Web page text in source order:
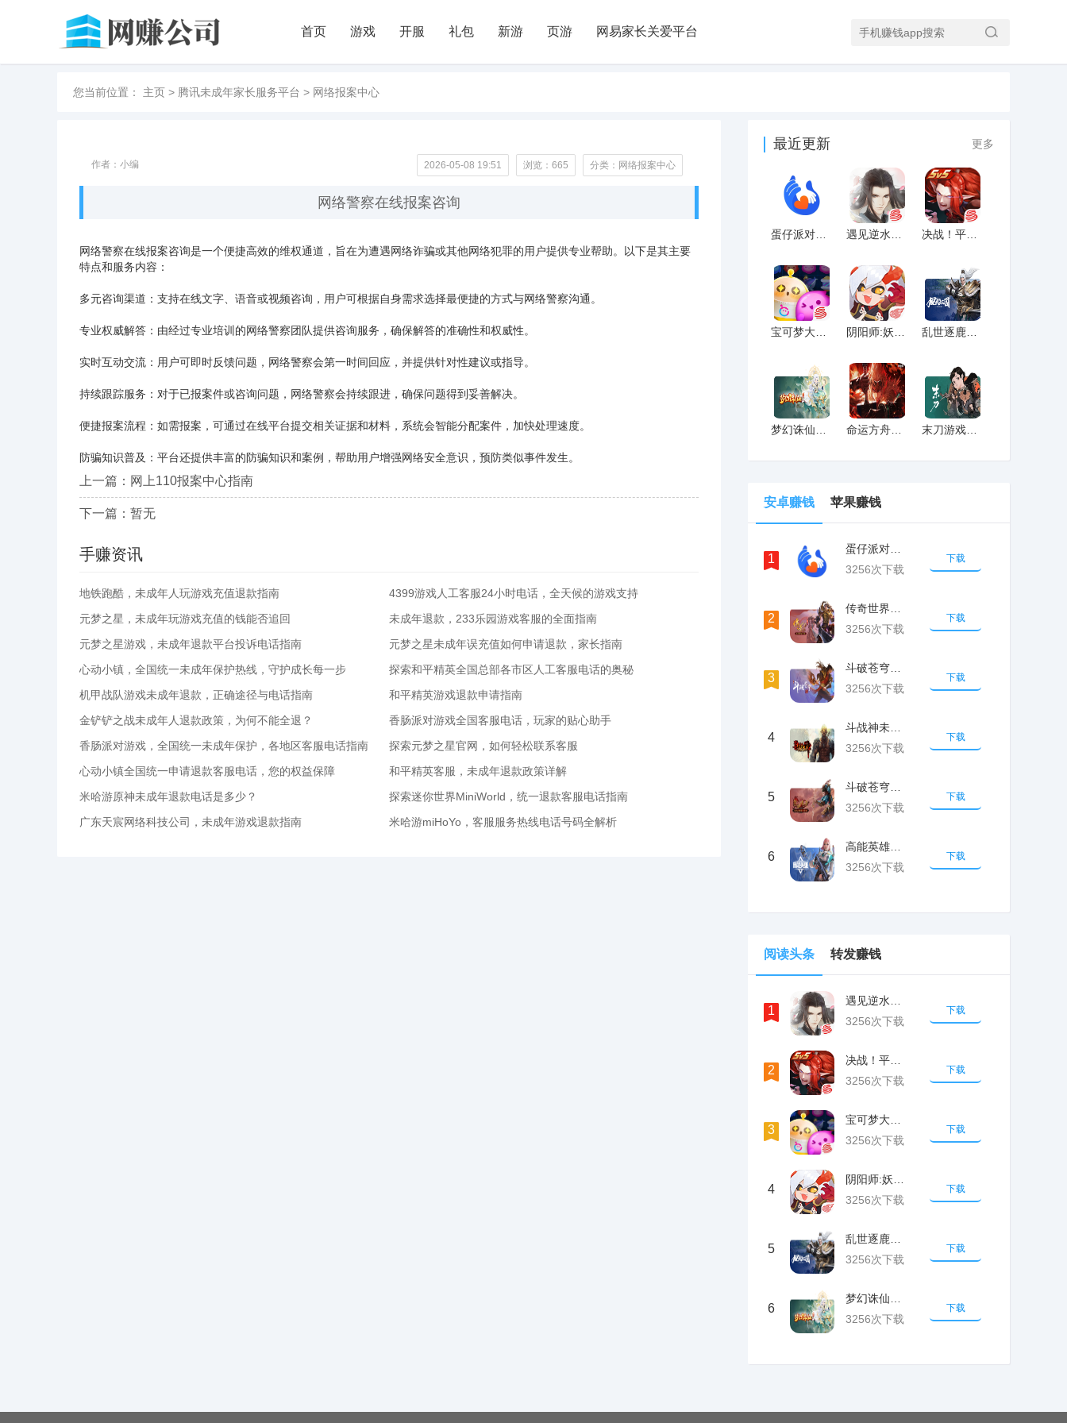
首页 游戏 开服 礼包 新游 页游 网易家长关爱平台
您当前位置： 主页 > 腾讯未成年家长服务平台 > 网络报案中心
作者：小编 2026-05-08 19:51 浏览： 665 分类：网络报案中心
网络警察在线报案咨询
网络警察在线报案咨询是一个便捷高效的维权通道，旨在为遭遇网络诈骗或其他网络犯罪的用户提供专业帮助。以下是其主要
特点和服务内容：
‌多元咨询渠道‌：支持在线文字、语音或视频咨询，用户可根据自身需求选择最便捷的方式与网络警察沟通。
‌专业权威解答‌：由经过专业培训的网络警察团队提供咨询服务，确保解答的准确性和权威性。
‌实时互动交流‌：用户可即时反馈问题，网络警察会第一时间回应，并提供针对性建议或指导。
‌持续跟踪服务‌：对于已报案件或咨询问题，网络警察会持续跟进，确保问题得到妥善解决。
‌便捷报案流程‌：如需报案，可通过在线平台提交相关证据和材料，系统会智能分配案件，加快处理速度。
‌防骗知识普及‌：平台还提供丰富的防骗知识和案例，帮助用户增强网络安全意识，预防类似事件发生。
上一篇：网上110报案中心指南
下一篇：暂无
手赚资讯
地铁跑酷，未成年人玩游戏充值退款指南
4399游戏人工客服24小时电话，全天候的游戏支持
元梦之星，未成年玩游戏充值的钱能否追回
未成年退款，233乐园游戏客服的全面指南
元梦之星游戏，未成年退款平台投诉电话指南
元梦之星未成年误充值如何申请退款，家长指南
心动小镇，全国统一未成年保护热线，守护成长每一步
探索和平精英全国总部各市区人工客服电话的奥秘
机甲战队游戏未成年退款，正确途径与电话指南
和平精英游戏退款申请指南
金铲铲之战未成年人退款政策，为何不能全退？
香肠派对游戏全国客服电话，玩家的贴心助手
香肠派对游戏，全国统一未成年保护，各地区客服电话指南
探索元梦之星官网，如何轻松联系客服
心动小镇全国统一申请退款客服电话，您的权益保障
和平精英客服，未成年退款政策详解
米哈游原神未成年退款电话是多少？
探索迷你世界MiniWorld，统一退款客服电话指南
广东天宸网络科技公司，未成年游戏退款指南
米哈游miHoYo，客服服务热线电话号码全解析
最近更新 更多
安卓赚钱 苹果赚钱
1
3256次下载
下载
2
3256次下载
下载
3
3256次下载
下载
4
3256次下载
下载
5
3256次下载
下载
6
3256次下载
下载
阅读头条 转发赚钱
1
3256次下载
下载
2
3256次下载
下载
3
3256次下载
下载
4
3256次下载
下载
5
3256次下载
下载
6
3256次下载
下载